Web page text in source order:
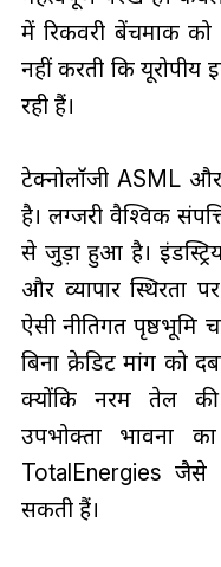
में रिकवरी बेंचमार्क
नहीं करती कि यूरोपीय
रही हैं।
टेक्नोलॉजी ASML
है। लग्जरी वैश्विक
से जुड़ा हुआ है।
और व्यापार स्थिरता
ऐसी नीतिगत पृष्ठभूमि
बिना क्रेडिट मांग को
क्योंकि नरम तेल की
उपभोक्ता भावना
TotalEnergies जैसे
सकती हैं।